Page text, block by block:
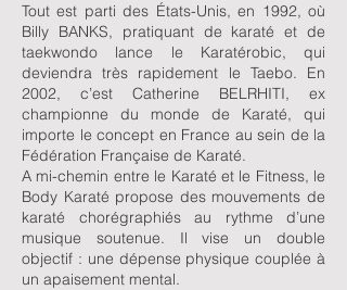
Tout est parti des États-Unis, en 1992, où
Billy BANKS, pratiquant de karaté et de
taekwondo lance le Karatérobic, qui
deviendra très rapidement le Taebo. En
2002, c’est Catherine BELRHITI, ex
championne du monde de Karaté, qui
importe le concept en France au sein de la
Fédération Française de Karaté.
A mi-chemin entre le Karaté et le Fitness, le
Body Karaté propose des mouvements de
karaté chorégraphiés au rythme d’une
musique soutenue. Il vise un double
objectif : une dépense physique couplée à
un apaisement mental.